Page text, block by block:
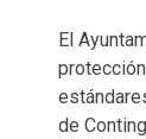
El
de